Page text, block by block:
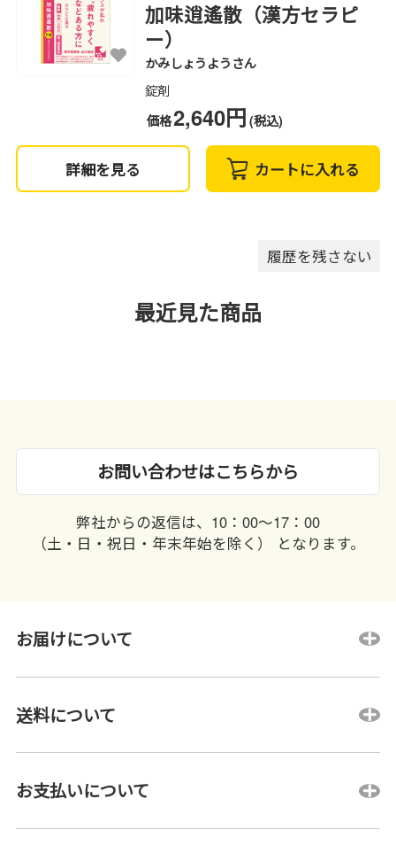
加味逍遙散（漢方セラピ
ー）
かみしょうようさん
錠剤
価格2,640円 (税込)
詳細を見る カートに入れる
履歴を残さない
最近見た商品
お問い合わせはこちらから
弊社からの返信は、10：00〜17：00
（土・日・祝日・年末年始を除く） となります。
お届けについて
送料について
お支払いについて